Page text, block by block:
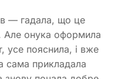
— гадала, що це
Але онука оформила
усе пояснила, і вже
сама прикладала